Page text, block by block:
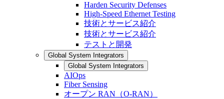
Harden Security Defenses
High-Speed Ethernet Testing
技術とサービス紹介
技術とサービス紹介
テストと開発
Global System Integrators
Global System Integrators
AIOps
Fiber Sensing
オープン RAN（O-RAN）